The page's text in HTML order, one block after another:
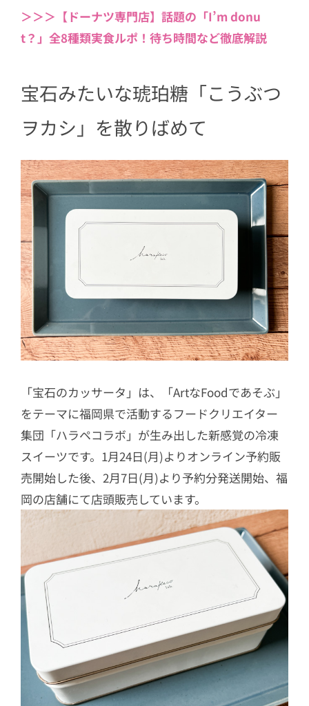
＞＞＞【ドーナツ専門店】話題の「I’m donu
t？」全8種類実食ルポ！待ち時間など徹底解説
宝石みたいな琥珀糖「こうぶつ
ヲカシ」を散りばめて
「宝石のカッサータ」は、「ArtなFoodであそぶ」
をテーマに福岡県で活動するフードクリエイター
集団「ハラペコラボ」が生み出した新感覚の冷凍
スイーツです。1月24日(月)よりオンライン予約販
売開始した後、2月7日(月)より予約分発送開始、福
岡の店舗にて店頭販売しています。